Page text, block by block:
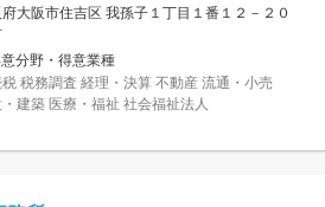
府大阪市住吉区 我孫子１丁目１番１２－２０
分野・得意業種
税務調査 経理・決算 不動産 流通・小売
建築 医療・福祉 社会福祉法人